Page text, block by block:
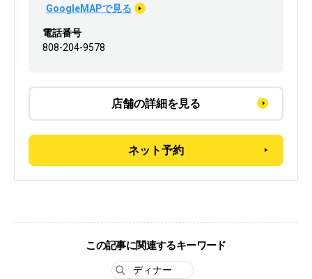
GoogleMAPで見る
電話番号
808-204-9578
店舗の詳細を見る
ネット予約
この記事に関連するキーワード
ディナー